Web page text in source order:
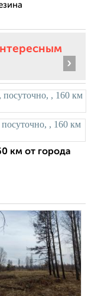
›
км от города